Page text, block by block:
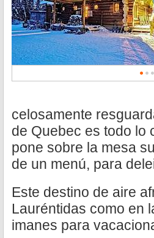
celosamente
de Quebec es todo lo
pone sobre la mesa
de un menú, para
Este destino de aire
Lauréntidas como en
imanes para